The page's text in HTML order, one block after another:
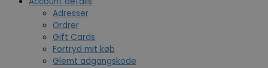
Adresser
Ordrer
Gift Cards
Fortryd mit køb
Glemt adgangskode